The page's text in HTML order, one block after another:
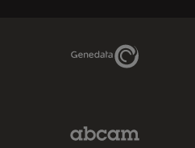
Genedata Link